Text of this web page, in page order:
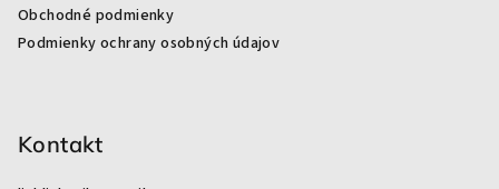
Obchodné podmienky
Podmienky ochrany osobných údajov
Kontakt